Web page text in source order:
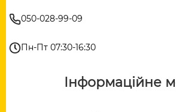
050-028-99-09
Пн-Пт 07:30-16:30
Інформаційне